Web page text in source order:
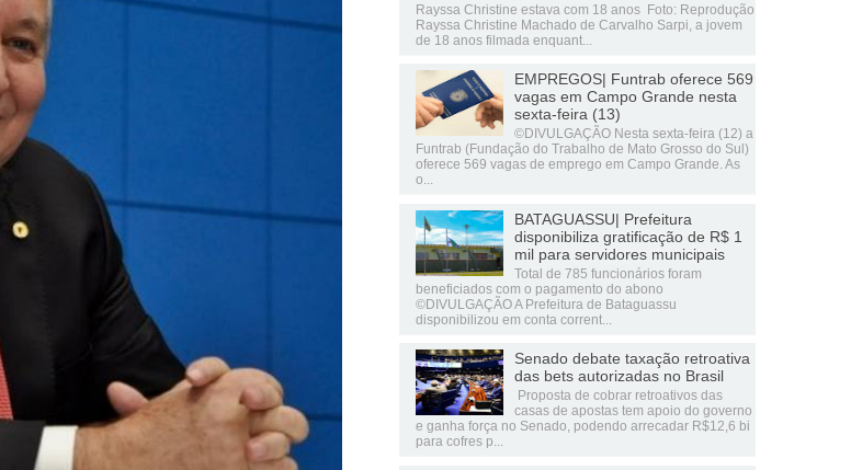
Rayssa Christine estava com 18 anos Foto: Reprodução
Rayssa Christine Machado de Carvalho Sarpi, a jovem
de 18 anos filmada enquant...
EMPREGOS| Funtrab oferece 569
vagas em Campo Grande nesta
sexta-feira (13)
©DIVULGAÇÃO Nesta sexta-feira (12) a
Funtrab (Fundação do Trabalho de Mato Grosso do Sul)
oferece 569 vagas de emprego em Campo Grande. As
o...
BATAGUASSU| Prefeitura
disponibiliza gratificação de R$ 1
mil para servidores municipais
Total de 785 funcionários foram
beneficiados com o pagamento do abono
©DIVULGAÇÃO A Prefeitura de Bataguassu
disponibilizou em conta corrent...
Senado debate taxação retroativa
das bets autorizadas no Brasil
Proposta de cobrar retroativos das
casas de apostas tem apoio do governo
e ganha força no Senado, podendo arrecadar R$12,6 bi
para cofres p...